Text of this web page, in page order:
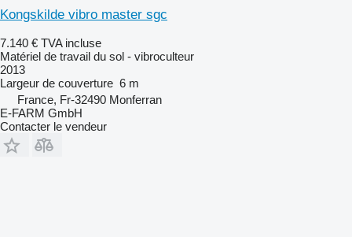
Kongskilde vibro master sgc
7.140 € TVA incluse
Matériel de travail du sol - vibroculteur
2013
Largeur de couverture 6 m
France, Fr-32490 Monferran
E-FARM GmbH
Contacter le vendeur